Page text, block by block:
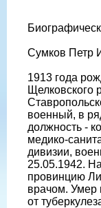
Сумков Петр
1913 года
Щелковского
военный, в
должность -
медико-
дивизии,
25.05.1942.
провинцию
врачом. Умер
от